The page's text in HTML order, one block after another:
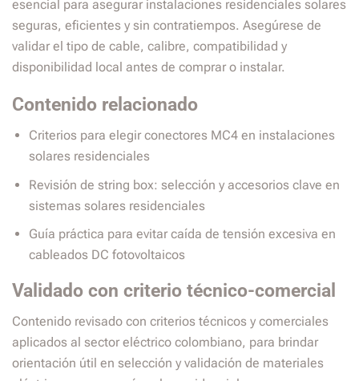
esencial para asegurar instalaciones residenciales solares
seguras, eficientes y sin contratiempos. Asegúrese de
validar el tipo de cable, calibre, compatibilidad y
disponibilidad local antes de comprar o instalar.
Contenido relacionado
Criterios para elegir conectores MC4 en instalaciones
solares residenciales
Revisión de string box: selección y accesorios clave en
sistemas solares residenciales
Guía práctica para evitar caída de tensión excesiva en
cableados DC fotovoltaicos
Validado con criterio técnico-comercial
Contenido revisado con criterios técnicos y comerciales
aplicados al sector eléctrico colombiano, para brindar
orientación útil en selección y validación de materiales